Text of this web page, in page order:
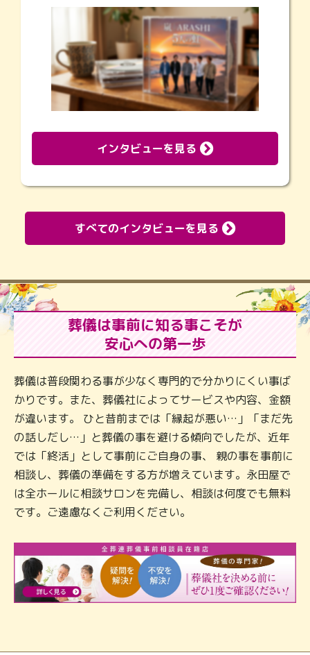
インタビューを見る
すべてのインタビューを見る
葬儀は事前に知る事こそが
安心への第一歩
葬儀は普段関わる事が少なく専門的で分かりにくい事ば
かりです。また、葬儀社によってサービスや内容、金額
が違います。 ひと昔前までは「縁起が悪い…」「まだ先
の話しだし…」と葬儀の事を避ける傾向でしたが、近年
では「終活」として事前にご自身の事、 親の事を事前に
相談し、葬儀の準備をする方が増えています。永田屋で
は全ホールに相談サロンを完備し、相談は何度でも無料
です。ご遠慮なくご利用ください。